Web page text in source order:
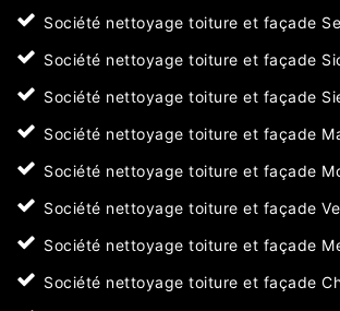
Société nettoyage toiture et façade
Société nettoyage toiture et façade
Société nettoyage toiture et façade
Société nettoyage toiture et façade
Société nettoyage toiture et façade
Société nettoyage toiture et façade
Société nettoyage toiture et façade
Société nettoyage toiture et façade